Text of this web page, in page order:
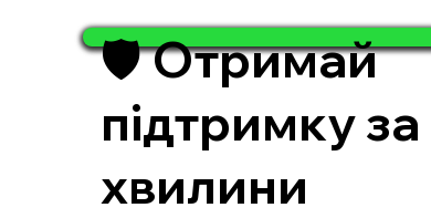
🛡️ Отримай
підтримку
хвилини